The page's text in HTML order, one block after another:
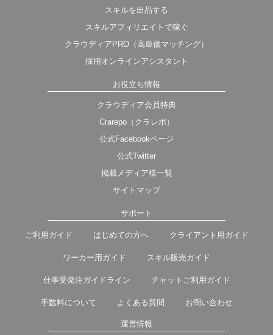
スキルを出品する
スキルアフィリエイトで稼ぐ
クラウディアPRO（高単価マッチング）
採用オンラインアシスタント
お役立ち情報
クラウディア会員特典
Crarepo（クラレポ）
公式Facebookページ
公式Twitter
掲載メディア様一覧
サイトマップ
サポート
ご利用ガイド はじめての方へ クライアント用ガイド
ワーカー用ガイド スキル販売ガイド
仕事受発注ガイドライン チャットご利用ガイド
手数料について よくある質問 お問い合わせ
運営情報